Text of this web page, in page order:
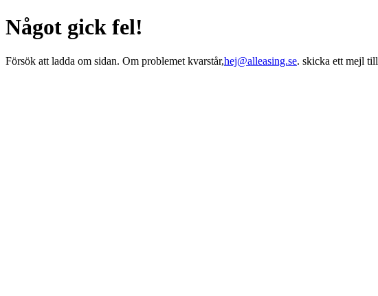
Något gick fel!
Försök att ladda om sidan. Om problemet kvarstår,hej@alleasing.se. skicka ett mejl till